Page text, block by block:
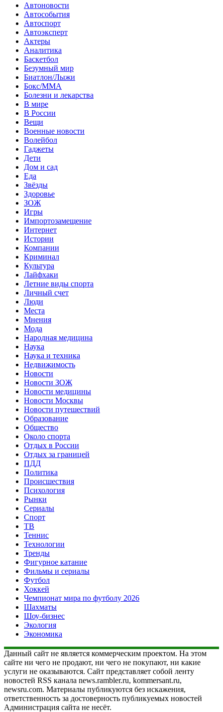
Автоновости
Автособытия
Автоспорт
Автоэксперт
Актеры
Аналитика
Баскетбол
Безумный мир
Биатлон/Лыжи
Бокс/MMA
Болезни и лекарства
В мире
В России
Вещи
Военные новости
Волейбол
Гаджеты
Дети
Дом и сад
Еда
Звёзды
Здоровье
ЗОЖ
Игры
Импортозамещение
Интернет
Истории
Компании
Криминал
Культура
Лайфхаки
Летние виды спорта
Личный счет
Люди
Места
Мнения
Мода
Народная медицина
Наука
Наука и техника
Недвижимость
Новости
Новости ЗОЖ
Новости медицины
Новости Москвы
Новости путешествий
Образование
Общество
Около спорта
Отдых в России
Отдых за границей
ПДД
Политика
Происшествия
Психология
Рынки
Сериалы
Спорт
ТВ
Теннис
Технологии
Тренды
Фигурное катание
Фильмы и сериалы
Футбол
Хоккей
Чемпионат мира по футболу 2026
Шахматы
Шоу-бизнес
Экология
Экономика
Данный сайт не является коммерческим проектом. На этом
сайте ни чего не продают, ни чего не покупают, ни какие
услуги не оказываются. Сайт представляет собой ленту
новостей RSS канала news.rambler.ru, kommersant.ru,
newsru.com. Материалы публикуются без искажения,
ответственность за достоверность публикуемых новостей
Администрация сайта не несёт.